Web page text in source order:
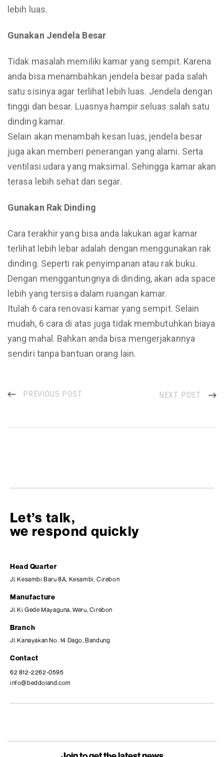
lebih luas.
Gunakan Jendela Besar
Tidak masalah memiliki kamar yang sempit. Karena
anda bisa menambahkan jendela besar pada salah
satu sisinya agar terlihat lebih luas. Jendela dengan
tinggi dan besar. Luasnya hampir seluas salah satu
dinding kamar.
Selain akan menambah kesan luas, jendela besar
juga akan memberi penerangan yang alami. Serta
ventilasi udara yang maksimal. Sehingga kamar akan
terasa lebih sehat dan segar.
Gunakan Rak Dinding
Cara terakhir yang bisa anda lakukan agar kamar
terlihat lebih lebar adalah dengan menggunakan rak
dinding. Seperti rak penyimpanan atau rak buku.
Dengan menggantungnya di dinding, akan ada space
lebih yang tersisa dalam ruangan kamar.
Itulah 6 cara renovasi kamar yang sempit. Selain
mudah, 6 cara di atas juga tidak membutuhkan biaya
yang mahal. Bahkan anda bisa mengerjakannya
sendiri tanpa bantuan orang lain.
PREVIOUS POST NEXT POST
Let’s talk,
we respond quickly
Head Quarter
Jl. Kesambi Baru 8A, Kesambi, Cirebon
Manufacture
Jl. Ki Gede Mayaguna, Weru, Cirebon
Branch
Jl. Kanayakan No. 14 Dago, Bandung
Contact
62 812-2262-0595
info@beddoland.com